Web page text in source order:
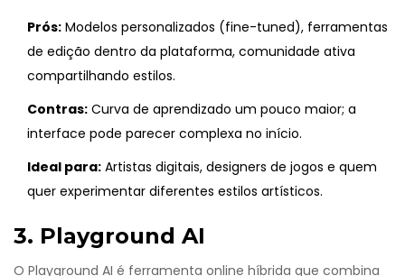
Prós: Modelos personalizados (fine-tuned), ferramentas
de edição dentro da plataforma, comunidade ativa
compartilhando estilos.
Contras: Curva de aprendizado um pouco maior; a
interface pode parecer complexa no início.
Ideal para: Artistas digitais, designers de jogos e quem
quer experimentar diferentes estilos artísticos.
3. Playground AI
O Playground AI é ferramenta online híbrida que combina